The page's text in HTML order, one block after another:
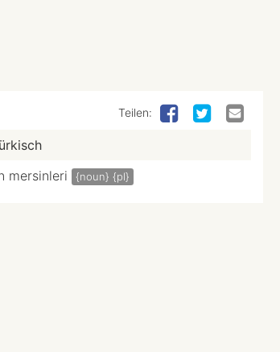
Teilen:
mersinleri {noun} {pl}